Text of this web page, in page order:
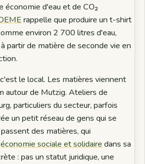
économie d'eau et de CO₂
rappelle que produire un t-shirt
environ 2 700 litres d'eau,
partir de matière de seconde vie en
le local. Les matières viennent
autour de Mutzig. Ateliers de
particuliers du secteur, parfois
un petit réseau de gens qui se
des matières, qui
économie sociale et solidaire dans sa
: pas un statut juridique, une